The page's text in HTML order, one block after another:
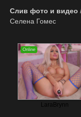
Слив фото и видео
Селена Гомес